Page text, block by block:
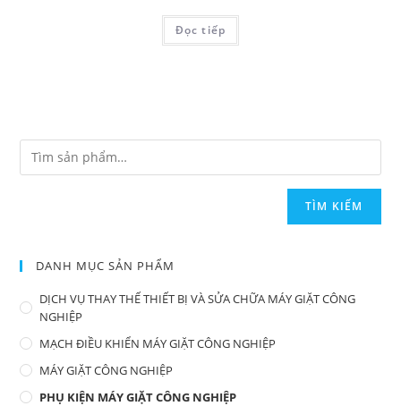
Đọc tiếp
TÌM KIẾM
DANH MỤC SẢN PHẨM
DỊCH VỤ THAY THẾ THIẾT BỊ VÀ SỬA CHỮA MÁY GIẶT CÔNG
NGHIỆP
MẠCH ĐIỀU KHIỂN MÁY GIẶT CÔNG NGHIỆP
MÁY GIẶT CÔNG NGHIỆP
PHỤ KIỆN MÁY GIẶT CÔNG NGHIỆP